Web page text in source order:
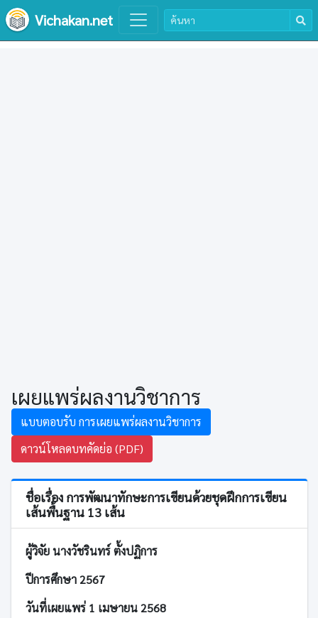
Vichakan.net
เผยแพร่ผลงานวิชาการ
แบบตอบรับ การเผยแพร่ผลงานวิชาการ
ดาวน์โหลดบทคัดย่อ (PDF)
ชื่อเรื่อง การพัฒนาทักษะการเขียนด้วยชุดฝึกการเขียน
เส้นพื้นฐาน 13 เส้น
ผู้วิจัย นางวัชรินทร์ ตั้งปฏิการ
ปีการศึกษา 2567
วันที่เผยแพร่ 1 เมษายน 2568